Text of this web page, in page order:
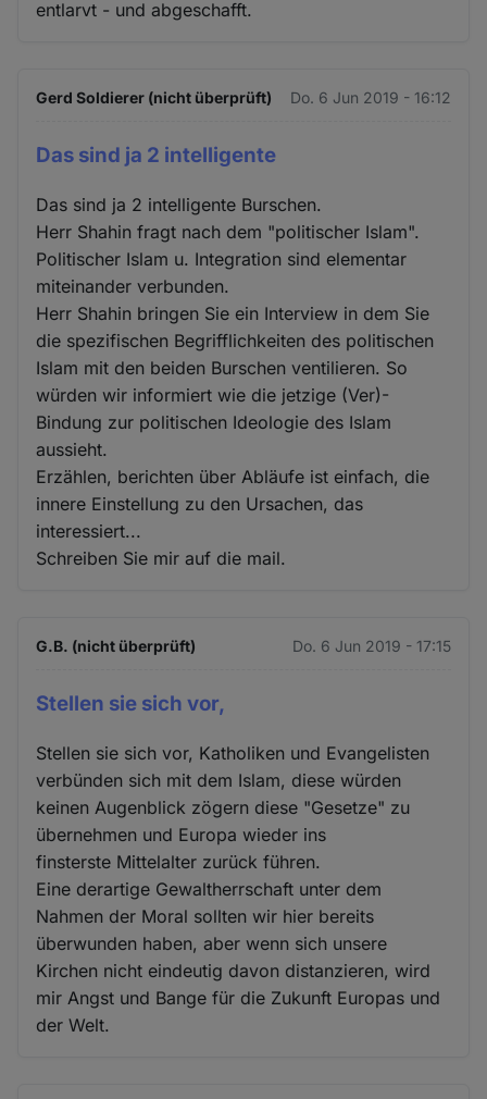
entlarvt - und abgeschafft.
Gerd Soldierer (nicht überprüft) Do. 6 Jun 2019 - 16:12
Das sind ja 2 intelligente
Das sind ja 2 intelligente Burschen.
Herr Shahin fragt nach dem "politischer Islam".
Politischer Islam u. Integration sind elementar
miteinander verbunden.
Herr Shahin bringen Sie ein Interview in dem Sie
die spezifischen Begrifflichkeiten des politischen
Islam mit den beiden Burschen ventilieren. So
würden wir informiert wie die jetzige (Ver)-
Bindung zur politischen Ideologie des Islam
aussieht.
Erzählen, berichten über Abläufe ist einfach, die
innere Einstellung zu den Ursachen, das
interessiert...
Schreiben Sie mir auf die mail.
G.B. (nicht überprüft) Do. 6 Jun 2019 - 17:15
Stellen sie sich vor,
Stellen sie sich vor, Katholiken und Evangelisten
verbünden sich mit dem Islam, diese würden
keinen Augenblick zögern diese "Gesetze" zu
übernehmen und Europa wieder ins
finsterste Mittelalter zurück führen.
Eine derartige Gewaltherrschaft unter dem
Nahmen der Moral sollten wir hier bereits
überwunden haben, aber wenn sich unsere
Kirchen nicht eindeutig davon distanzieren, wird
mir Angst und Bange für die Zukunft Europas und
der Welt.